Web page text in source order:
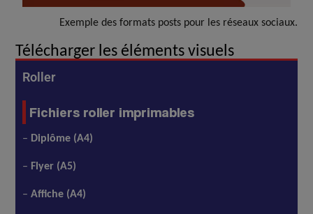
Exemple des formats posts pour les réseaux sociaux.
Télécharger les éléments visuels
Roller
Fichiers roller imprimables
– Diplôme (A4)
– Flyer (A5)
– Affiche (A4)